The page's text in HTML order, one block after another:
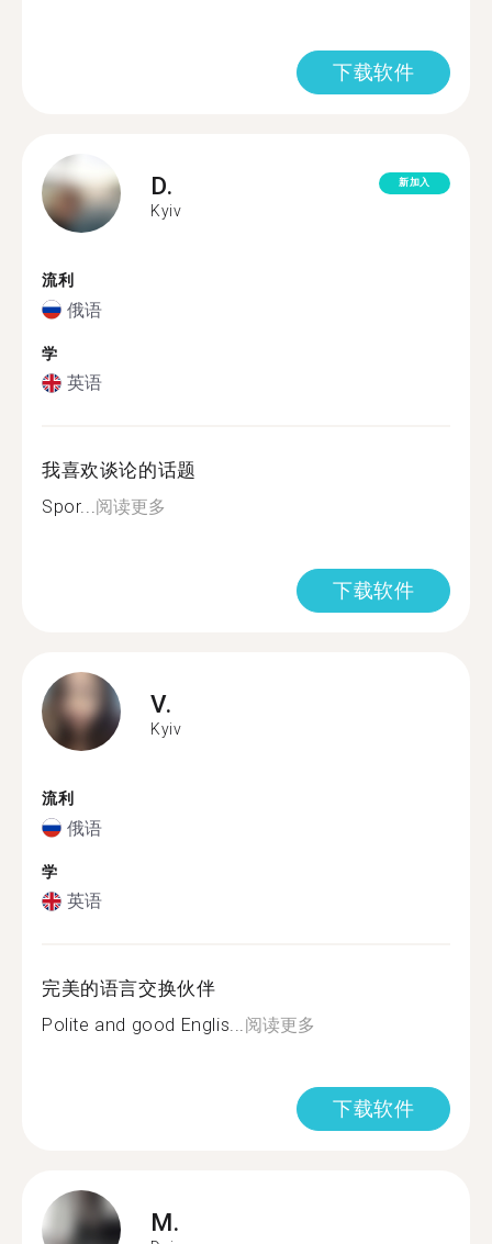
下载软件
D.
Kyiv
新加入
流利
俄语
学
英语
我喜欢谈论的话题
Spor...阅读更多
下载软件
V.
Kyiv
流利
俄语
学
英语
完美的语言交换伙伴
Polite and good Englis...阅读更多
下载软件
M.